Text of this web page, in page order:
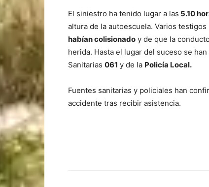
El siniestro ha tenido lugar a las 5.10
altura de la autoescuela. Varios
habían colisionado y de que la
herida. Hasta el lugar del suceso se
Sanitarias 061 y de la Policía Local.
Fuentes sanitarias y policiales han
accidente tras recibir asistencia.